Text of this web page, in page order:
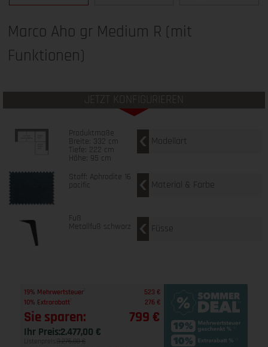
Marco Aho gr Medium R (mit
Funktionen)
JETZT KONFIGURIEREN
Produktmaße
Breite: 332 cm
Tiefe: 222 cm
Höhe: 95 cm
Modellart
Stoff: Aphrodite 16
pacific Material & Farbe
Fuß
Metallfuß schwarz Füsse
19% Mehrwertsteuer
523 €
10% Extrarabatt
276 €
Sie sparen: 799 €
Ihr Preis:2.477,00 €
Listenpreis: 3.276,00 €